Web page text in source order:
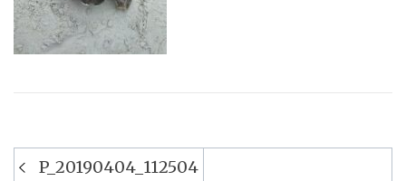
Navigation
P_20190404_112504